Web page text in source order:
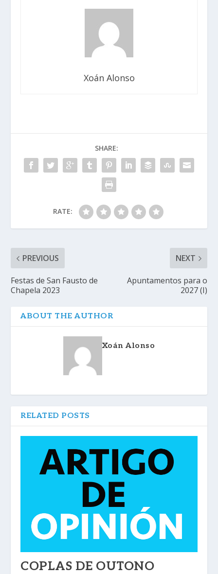
Xoán Alonso
SHARE:
RATE:
PREVIOUS
Festas de San Fausto de
Chapela 2023
NEXT
Apuntamentos para o
2027 (I)
ABOUT THE AUTHOR
Xoán Alonso
RELATED POSTS
COPLAS DE OUTONO